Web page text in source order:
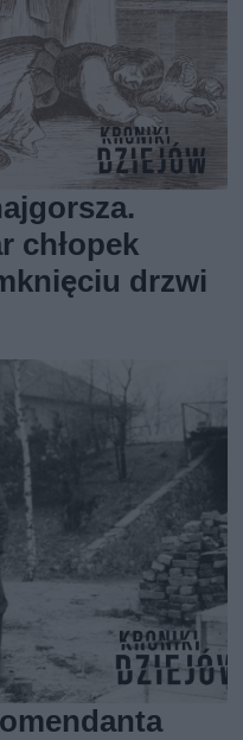
chłopek
drzwi